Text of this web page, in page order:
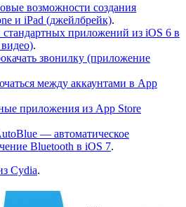
возможности создания
и iPad (джейлбрейк).
стандартных приложений из iOS 6 в
.
звонилку (приложение
между аккаунтами в App
приложения из App Store
— автоматическое
Bluetooth в iOS 7.
Cydia.